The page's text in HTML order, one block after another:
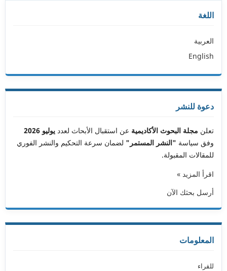
اللغة
العربية
English
دعوة للنشر
تعلن مجلة البحوث الأكاديمية عن استقبال الأبحاث لعدد يوليو 2026
وفق سياسة "النشر المستمر" لضمان سرعة التحكيم والنشر الفوري
للمقالات المقبولة.
اقرأ المزيد »
أرسل بحثك الآن
المعلومات
للقراء